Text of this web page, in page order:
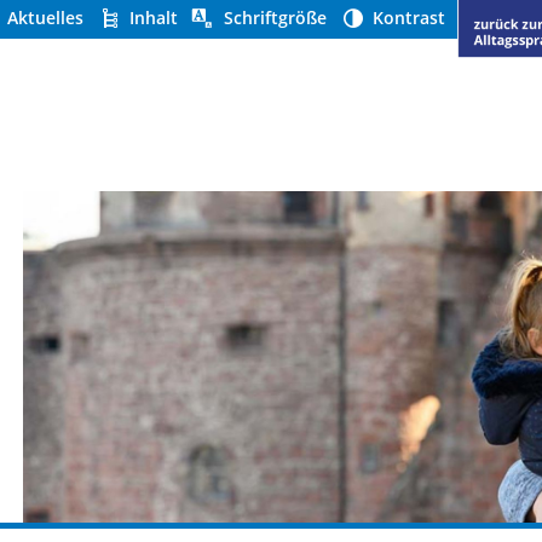
Aktuelles Inhalt Schriftgröße Kontrast